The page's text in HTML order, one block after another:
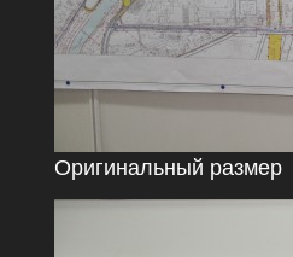
Оригинальный размер